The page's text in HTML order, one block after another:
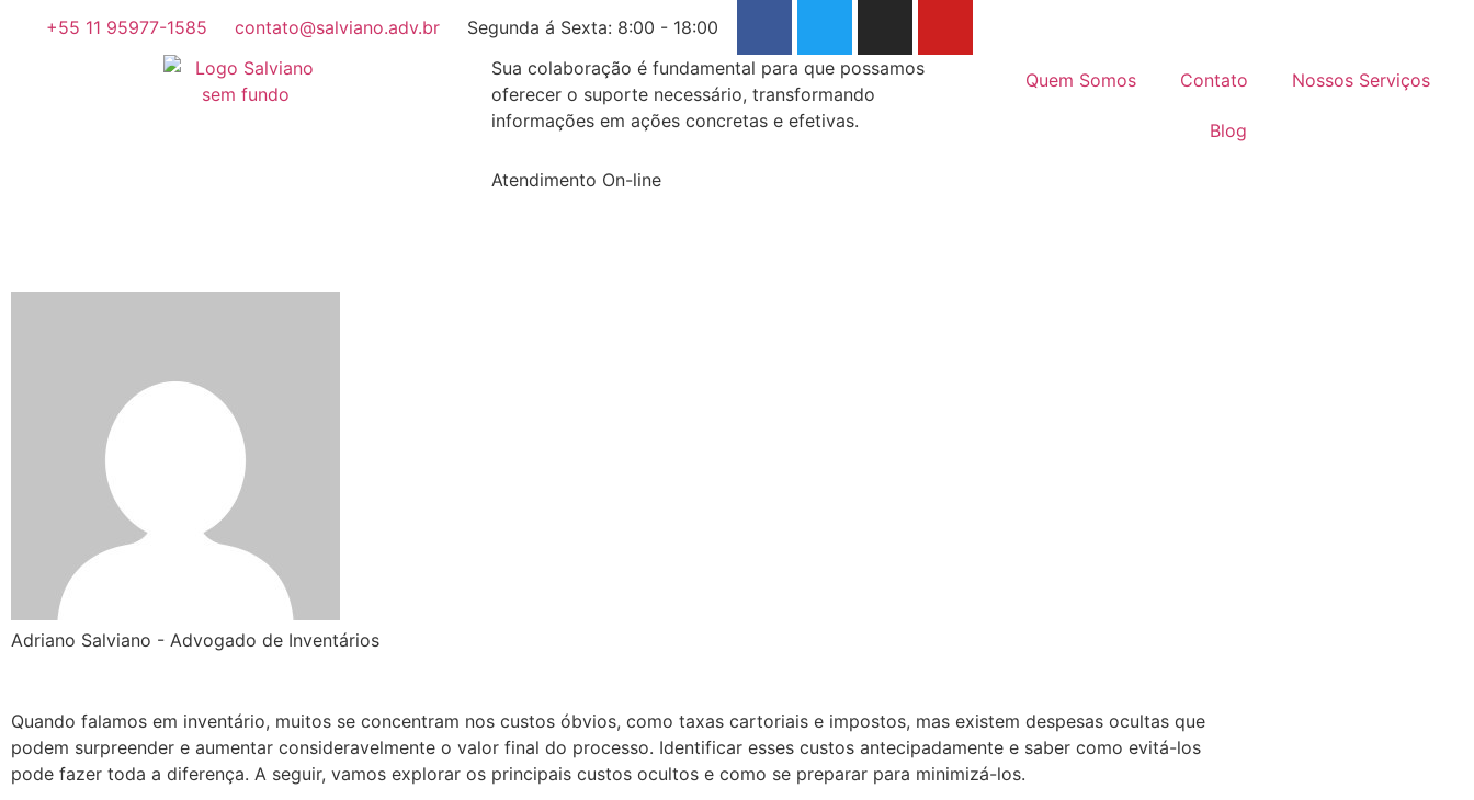
+55 11 95977-1585 contato@salviano.adv.br
Segunda á Sexta: 8:00 - 18:00
Sua colaboração é fundamental para que possamos
oferecer o suporte necessário, transformando
informações em ações concretas e efetivas.
Atendimento On-line
Quem Somos Contato Nossos Serviços
Blog
Adriano Salviano - Advogado de Inventários
Quando falamos em inventário, muitos se concentram nos custos óbvios, como taxas cartoriais e impostos, mas existem despesas ocultas que
podem surpreender e aumentar consideravelmente o valor final do processo. Identificar esses custos antecipadamente e saber como evitá-los
pode fazer toda a diferença. A seguir, vamos explorar os principais custos ocultos e como se preparar para minimizá-los.